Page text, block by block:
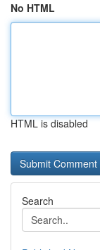
No HTML
HTML is disabled
Search